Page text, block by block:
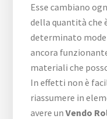
Esse cambiano
della quantità che
determinato
ancora
materiali che
In effetti non è
riassumere in
avere unVendo